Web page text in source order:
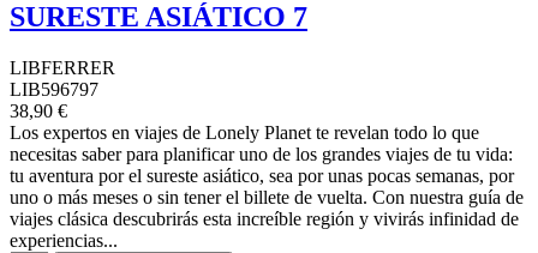
SURESTE ASIÁTICO 7
LIBFERRER
LIB596797
38,90 €
Los expertos en viajes de Lonely Planet te revelan todo lo que
necesitas saber para planificar uno de los grandes viajes de tu vida:
tu aventura por el sureste asiático, sea por unas pocas semanas, por
uno o más meses o sin tener el billete de vuelta. Con nuestra guía de
viajes clásica descubrirás esta increíble región y vivirás infinidad de
experiencias...